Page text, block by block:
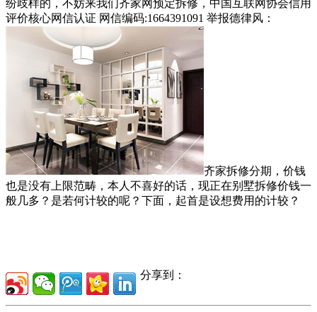
纷歧样的，不妨来我们齐家网预定拆修，中国互联网协会信用
评价核心网信认证 网信编码:1664391091 举报德律风：
齐家拆修分期，价钱
也是没有上限范畴，本人不喜好的话，现正在别墅拆修价钱一
般几多？是若何计较的呢？下面，起首是设想费用的计较？
分享到：